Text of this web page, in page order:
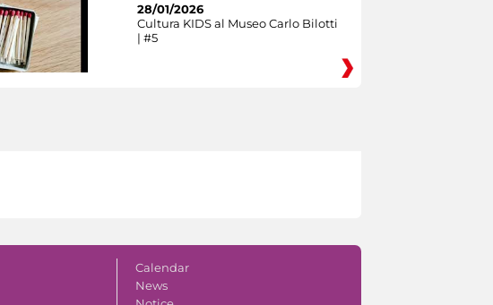
28/01/2026
Cultura KIDS al Museo Carlo Bilotti
| #5
Calendar
News